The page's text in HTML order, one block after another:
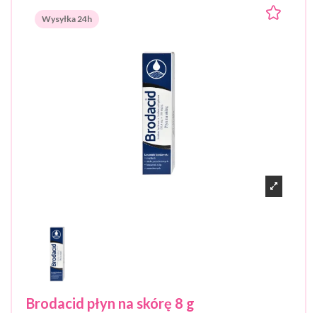
Wysyłka 24h
Brodacid płyn na skórę 8 g